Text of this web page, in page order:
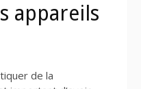
appareils
de la